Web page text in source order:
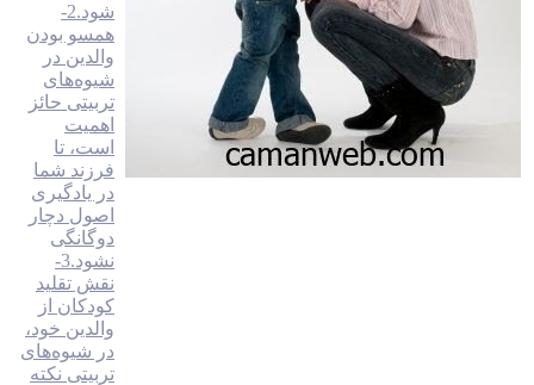
شود.2-
همسو بودن
والدین در
شیوه‌های
تربیتی حائز
اهمیت
است، تا
فرزند شما
در يادگيری
اصول دچار
دوگانگی
نشود.3-
نقش تقلید
کودکان از
والدین خود،
در شیوه‌های
تربیتی نکته